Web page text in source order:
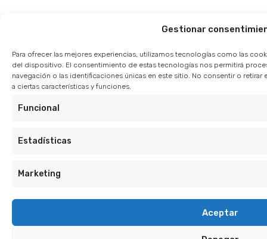
Gestionar
Para ofrecer las mejores experiencias, utilizamos tecnologías como las
del dispositivo. El consentimiento de estas tecnologías nos permitirá
navegación o las identificaciones únicas en este sitio. No consentir o
a ciertas características y funciones.
Funcional
Estadísticas
Marketing
Aceptar